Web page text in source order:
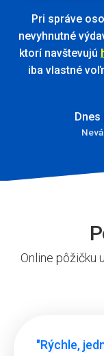
Pri správe
nevyhnutné
ktorí navštevujú
iba vlastné
Dnes
Online pôžičku
"Rýchle,